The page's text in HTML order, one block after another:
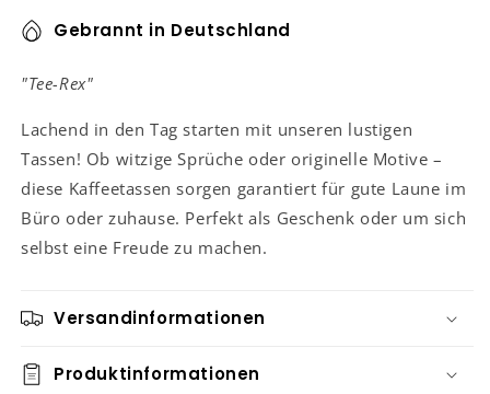
Gebrannt in Deutschland
"Tee-Rex"
Lachend in den Tag starten mit unseren lustigen
Tassen! Ob witzige Sprüche oder originelle Motive –
diese Kaffeetassen sorgen garantiert für gute Laune im
Büro oder zuhause. Perfekt als Geschenk oder um sich
selbst eine Freude zu machen.
Versandinformationen
Produktinformationen